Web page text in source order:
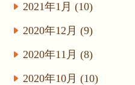
2021年1月 (10)
2020年12月 (9)
2020年11月 (8)
2020年10月 (10)